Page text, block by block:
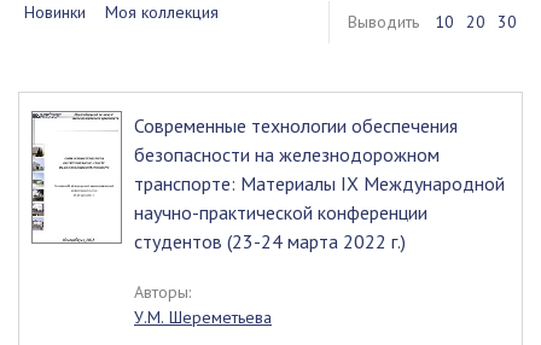
Новинки Моя коллекция Выводить 10 20 30
Современные технологии обеспечения
безопасности на железнодорожном
транспорте: Материалы IX Международной
научно-практической конференции
студентов (23-24 марта 2022 г.)
Авторы:
У.М. Шереметьева